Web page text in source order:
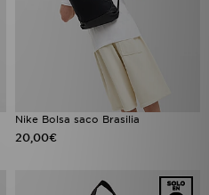
Nike Bolsa saco Brasilia
20,00€